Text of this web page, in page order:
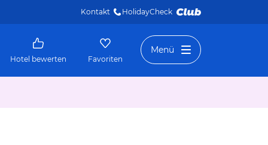
Kontakt HolidayCheck
Hotel bewerten Favoriten
Menü